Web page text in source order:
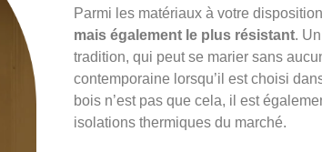
Parmi les matériaux à votre
mais également le plus résistant.
tradition, qui peut se marier sans
contemporaine lorsqu’il est choisi
bois n’est pas que cela, il est
isolations thermiques du marché.